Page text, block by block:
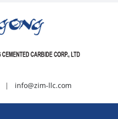
| info@zim-llc.com